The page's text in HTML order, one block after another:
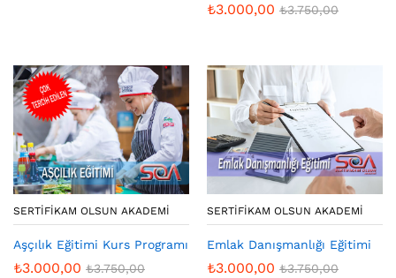
₺3.000,00 ₺3.750,00
SERTIFIKAM OLSUN AKADEMI
Aşçılık Eğitimi Kurs Programı
₺3.000,00 ₺3.750,00
SERTIFIKAM OLSUN AKADEMI
Emlak Danışmanlığı Eğitimi
₺3.000,00 ₺3.750,00